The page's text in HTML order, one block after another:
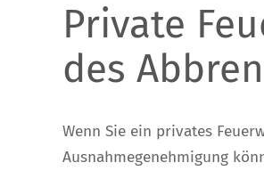
Private
des
Wenn Sie ein privates
Ausnahmegenehmigung